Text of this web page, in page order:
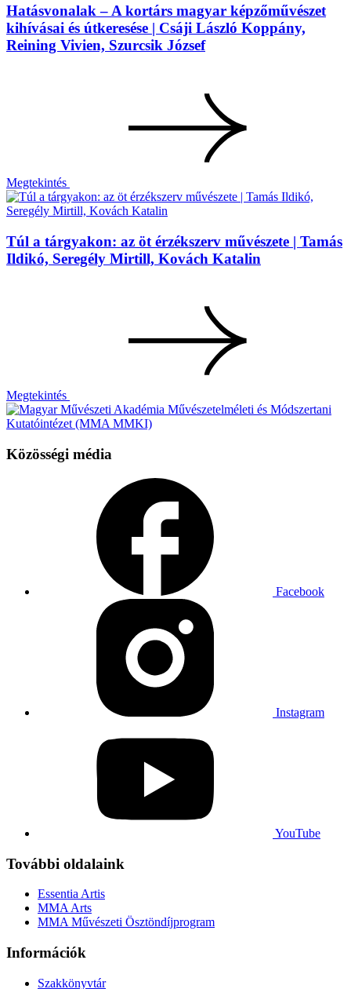
Hatásvonalak – A kortárs magyar képzőművészet
kihívásai és útkeresése | Csáji László Koppány,
Reining Vivien, Szurcsik József
Megtekintés
Túl a tárgyakon: az öt érzékszerv művészete | Tamás
Ildikó, Seregély Mirtill, Kovách Katalin
Megtekintés
Közösségi média
Facebook
Instagram
YouTube
További oldalaink
Essentia Artis
MMA Arts
MMA Művészeti Ösztöndíjprogram
Információk
Szakkönyvtár